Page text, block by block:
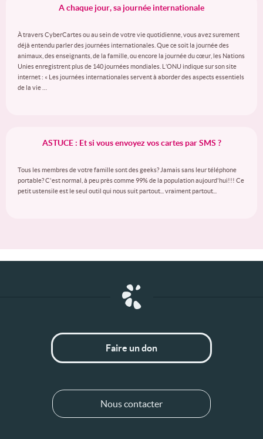
A chaque jour, sa journée internationale
À travers CyberCartes ou au sein de votre vie quotidienne, vous avez surement
déjà entendu parler des journées internationales. Que ce soit la journée des
animaux, des enseignants, de la famille, ou encore la journée du cœur, les Nations
Unies enregistrent plus de 140 journées mondiales. L’ONU indique sur son site
internet : « Les journées internationales servent à aborder des aspects essentiels
de la vie …
ASTUCE : Et si vous envoyez vos cartes par SMS ?
Tous les membres de votre famille sont des geeks? Jamais sans leur téléphone
portable? C'est normal, à peu près comme 99% de la population aujourd'hui!!! Ce
petit ustensile est le seul outil qui nous suit partout... vraiment partout...
Faire un don
Nous contacter